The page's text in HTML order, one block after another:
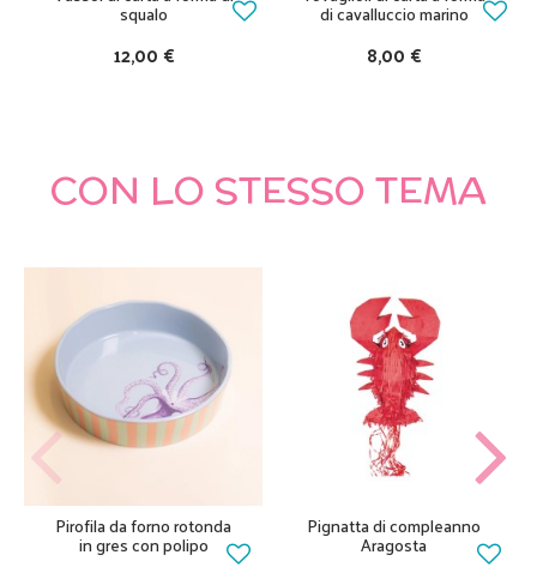
squalo
12,00 €
di cavalluccio marino
8,00 €
CON LO STESSO TEMA
Pirofila da forno rotonda
in gres con polipo
Pignatta di compleanno
Aragosta